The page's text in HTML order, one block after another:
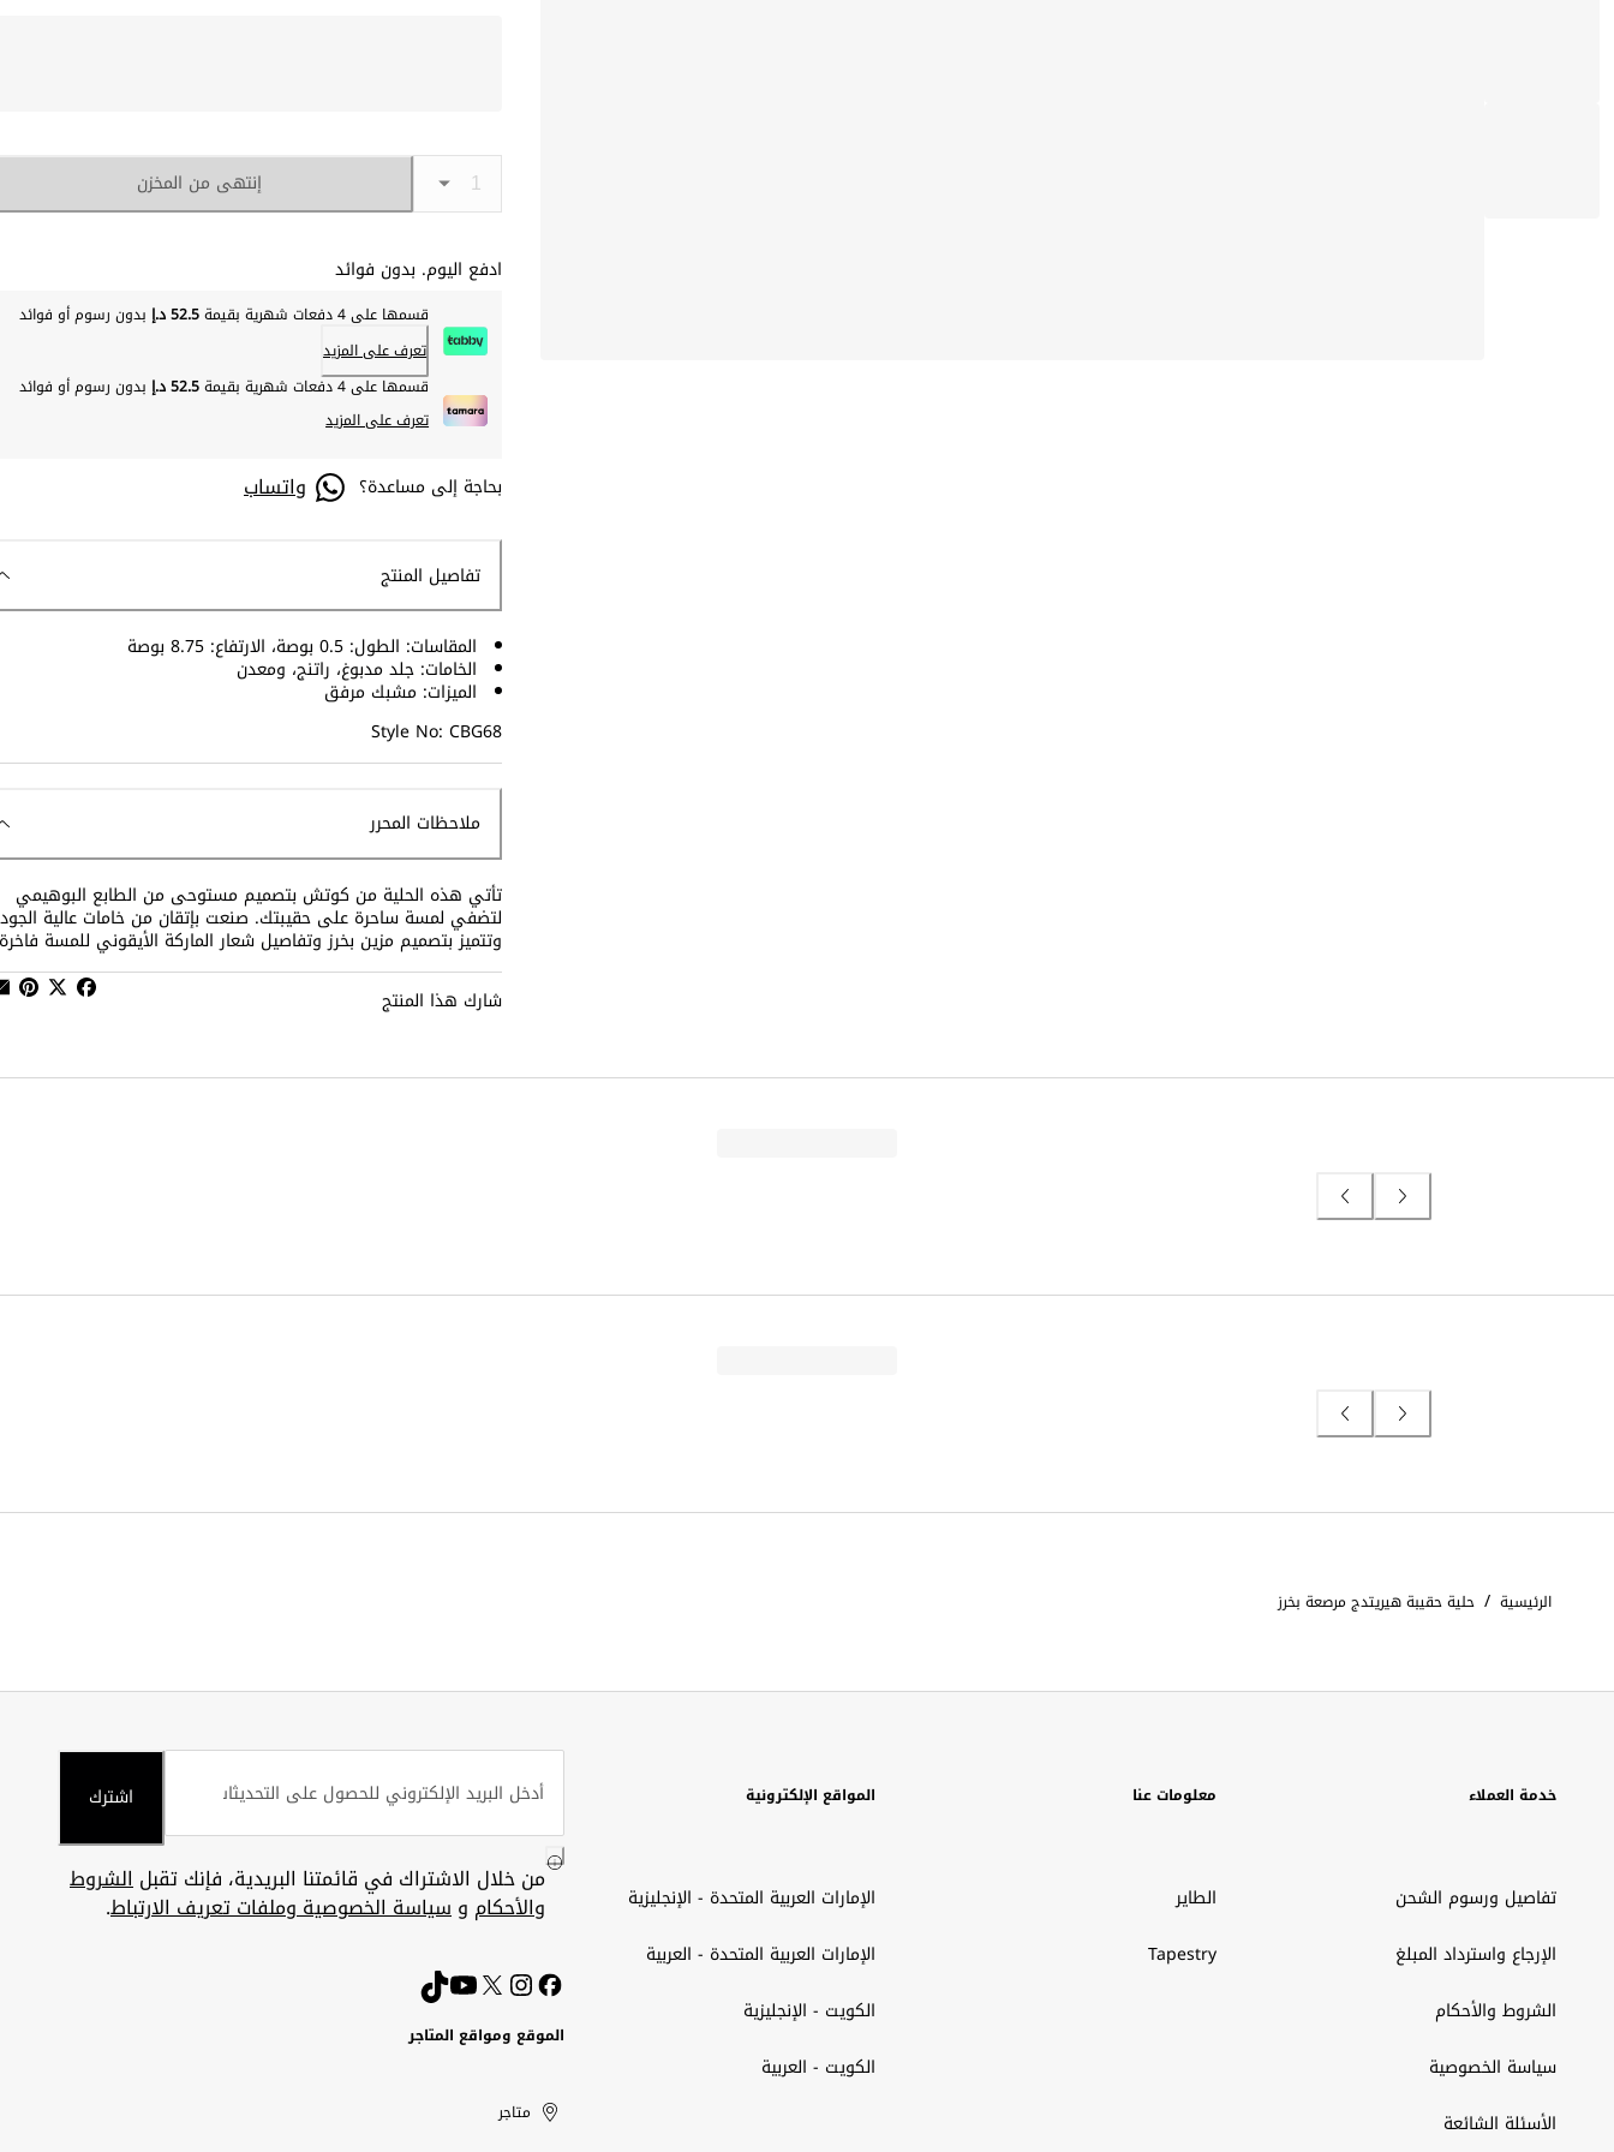
إنتهى من المخزن
ادفع اليوم. بدون فوائد
قسمها على 4 دفعات شهرية بقيمة 52.5 د.إ
بدون رسوم أو فوائد
تعرف على المزيد
قسمها على 4 دفعات شهرية بقيمة
52.5 د.إ
بدون رسوم أو فوائد
تعرف على المزيد
بحاجة إلى مساعدة؟ واتساب
تفاصيل المنتج
المقاسات: الطول: 0.5 بوصة، الارتفاع: 8.75 بوصة
الخامات: جلد مدبوغ، راتنج، ومعدن
الميزات: مشبك مرفق
Style No: CBG68
ملاحظات المحرر
تأتي هذه الحلية من كوتش بتصميم مستوحى من الطابع البوهيمي
لتضفي لمسة ساحرة على حقيبتك. صنعت بإتقان من خامات عالية
وتتميز بتصميم مزين بخرز وتفاصيل شعار الماركة الأيقوني للمسة
شارك هذا المنتج
الرئيسية / حلية حقيبة هيريتدج مرصعة بخرز
خدمة العملاء
تفاصيل ورسوم الشحن
الإرجاع واسترداد المبلغ
الشروط والأحكام
سياسة الخصوصية
الأسئلة الشائعة
معلومات عنا
الطاير
Tapestry
المواقع الإلكترونية
الإمارات العربية المتحدة - الإنجليزية
الإمارات العربية المتحدة - العربية
الكويت - الإنجليزية
الكويت - العربية
اشترك
من خلال الاشتراك في قائمتنا البريدية، فإنك تقبلالشروط
والأحكام وسياسة الخصوصية وملفات تعريف الارتباط.
الموقع ومواقع المتاجر
United
Arab
Kuwait
الإمارات
العربية
الكويت
متاجر